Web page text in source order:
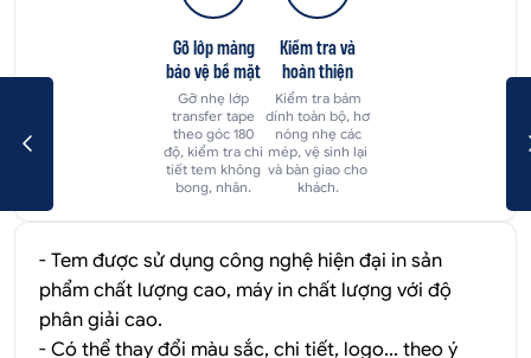
Gỡ lớp màng
bảo vệ bề mặt
Gỡ nhẹ lớp
transfer tape
theo góc 180
độ, kiểm tra chi
tiết tem không
bong, nhăn.
Kiểm tra và
hoàn thiện
Kiểm tra bám
dính toàn bộ, hơ
nóng nhẹ các
mép, vệ sinh lại
và bàn giao cho
khách.
- Tem được sử dụng công nghệ hiện đại in sản
phẩm chất lượng cao, máy in chất lượng với độ
phân giải cao.
- Có thể thay đổi màu sắc, chi tiết, logo... theo ý